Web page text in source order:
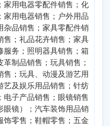
家用电器零配件销售；化
家用电器销售；户外用品
杂品销售；家具零配件销
售；礼品花卉销售；家具
服务；照明器具销售；箱
革制品销售；玩具销售；
售；玩具、动漫及游艺用
艺及娱乐用品销售；针纺
电子产品销售；眼镜销售
眼镜）；汽车装饰用品销
饰零售；鞋帽零售；五金